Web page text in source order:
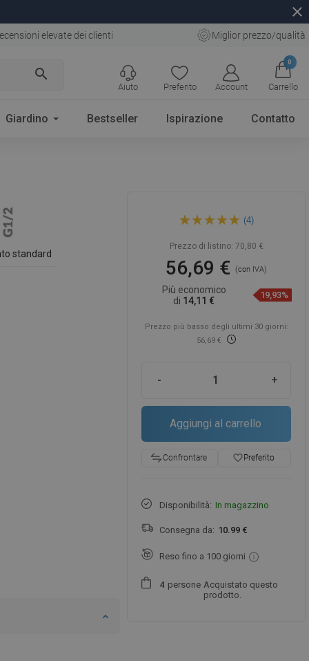
close
elevate dei clienti Miglior prezzo/qualità
search
Preferito Account
0
Carrello
Aiuto
Giardino Bestseller Ispirazione Contatto
standard
Mexen ugello laterale da
incasso, nero - 79365-70
(4)
Prezzo di listino: 70,80 €
56,69 €(con IVA)
Più economico
di 14,11 € 19,93%
Prezzo più basso degli ultimi 30 giorni:
56,69 €
- +
Aggiungi al carrello
Confrontare favorite_borderPreferito
Disponibilità: In magazzino
Consegna da: 10.99 €
Reso fino a 100 giorni
4 persone Acquistato questo
prodotto.